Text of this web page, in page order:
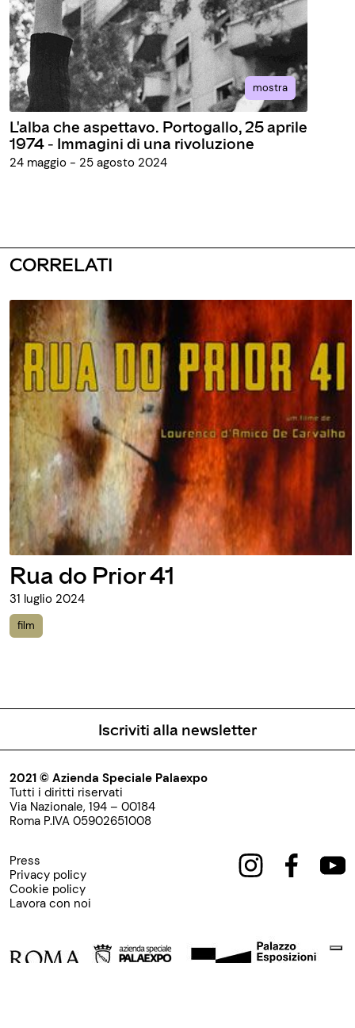
mostra
L'alba che aspettavo. Portogallo, 25 aprile
1974 - Immagini di una rivoluzione
24 maggio - 25 agosto 2024
CORRELATI
Rua do Prior 41
31 luglio 2024
film
Iscriviti alla newsletter
2021 © Azienda Speciale Palaexpo
Tutti i diritti riservati
Via Nazionale, 194 – 00184
Roma P.IVA 05902651008
Press
Privacy policy
Cookie policy
Lavora con noi